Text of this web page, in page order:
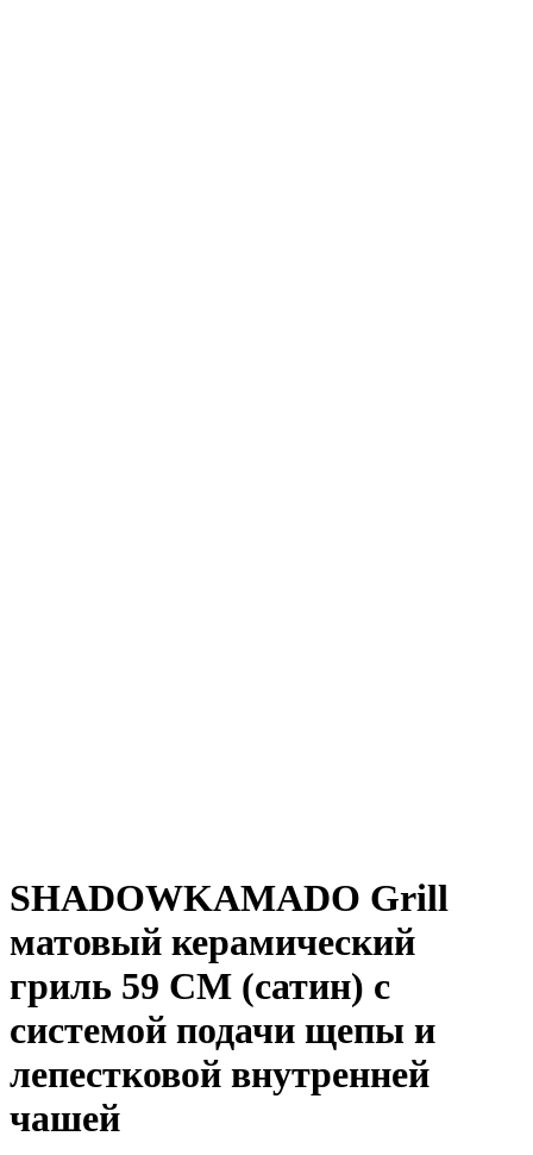
SHADOWKAMADO Grill
матовый керамический
гриль 59 СМ (сатин) с
системой подачи щепы и
лепестковой внутренней
чашей